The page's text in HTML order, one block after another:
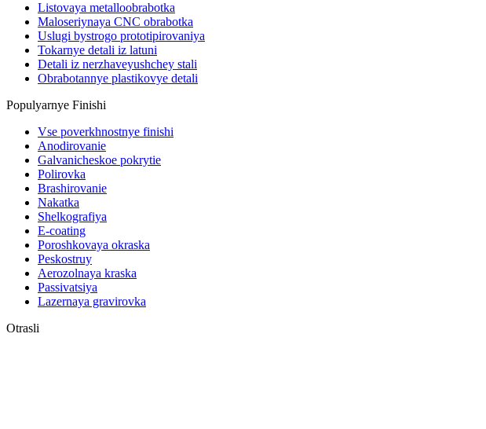
Listovaya metalloobrabotka
Maloseriynaya CNC obrabotka
Uslugi bystrogo prototipirovaniya
Tokarnye detali iz latuni
Detali iz nerzhaveyushchey stali
Obrabotannye plastikovye detali
Populyarnye Finishi
Vse poverkhnostnye finishi
Anodirovanie
Galvanicheskoe pokrytie
Polirovka
Brashirovanie
Nakatka
Shelkografiya
E-coating
Poroshkovaya okraska
Peskostruy
Aerozolnaya kraska
Passivatsiya
Lazernaya gravirovka
Otrasli